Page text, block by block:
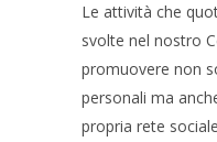
Le attività che
svolte nel nostro
promuovere non
personali ma
propria rete